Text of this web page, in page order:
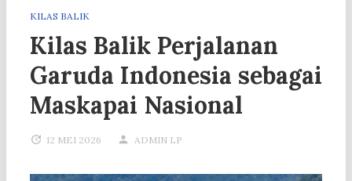
KILAS BALIK
Kilas Balik Perjalanan
Garuda Indonesia sebagai
Maskapai Nasional
12 MEI 2026 ADMIN LP